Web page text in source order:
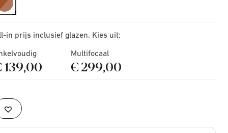
selected
in prijs inclusief glazen. Kies uit:
139,00
Multifocaal
€ 299,00